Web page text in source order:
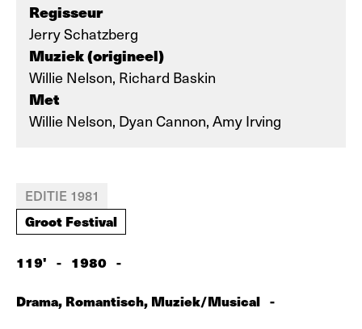
Regisseur
Jerry Schatzberg
Muziek (origineel)
Willie Nelson, Richard Baskin
Met
Willie Nelson, Dyan Cannon, Amy Irving
EDITIE 1981
Groot Festival
119' - 1980 -
Drama, Romantisch, Muziek/Musical -